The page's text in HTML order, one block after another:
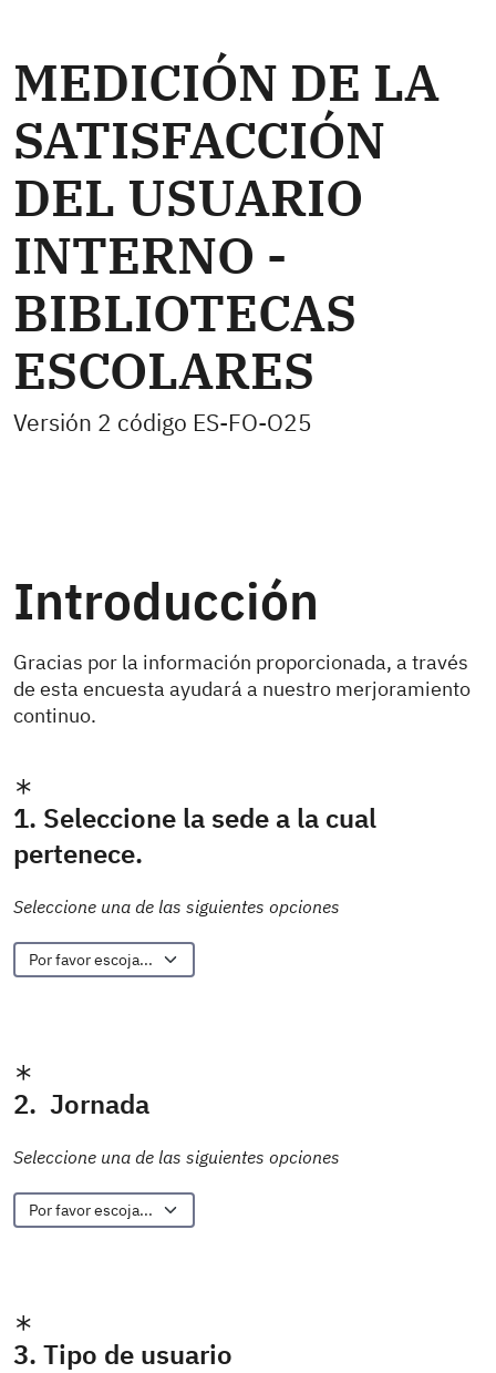
MEDICIÓN DE LA
SATISFACCIÓN
DEL USUARIO
INTERNO -
BIBLIOTECAS
ESCOLARES
Versión 2 código ES-FO-O25
Introducción
Gracias por la información proporcionada, a través
de esta encuesta ayudará a nuestro merjoramiento
continuo.
1. Seleccione la sede a la cual
pertenece.
Seleccione una de las siguientes opciones
2. Jornada
Seleccione una de las siguientes opciones
3. Tipo de usuario